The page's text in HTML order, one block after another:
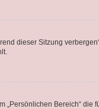
dieser Sitzung
Bereich“